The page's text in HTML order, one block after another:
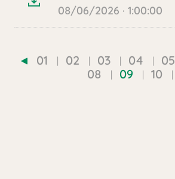
08/06/2026 · 1:00:00
01 02 03 04 05
08
09 10